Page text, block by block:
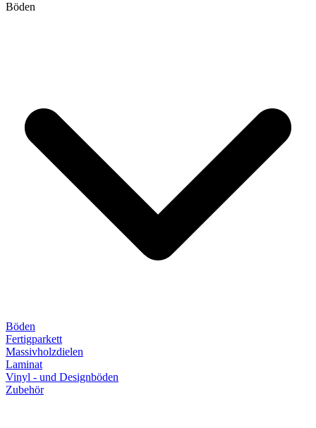
Böden
Böden
Fertigparkett
Massivholzdielen
Laminat
Vinyl - und Designböden
Zubehör